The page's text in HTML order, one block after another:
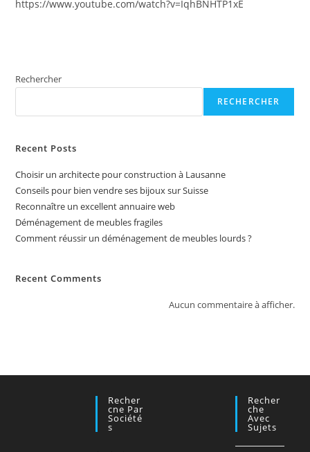
https://www.youtube.com/watch?v=IqhBNHTP1xE
Rechercher
RECHERCHER
Recent Posts
Choisir un architecte pour construction à Lausanne
Conseils pour bien vendre ses bijoux sur Suisse
Reconnaître un excellent annuaire web
Déménagement de meubles fragiles
Comment réussir un déménagement de meubles lourds ?
Recent Comments
Aucun commentaire à afficher.
Recher
Cne Par
Société
S
Recher
Che
Avec
Sujets